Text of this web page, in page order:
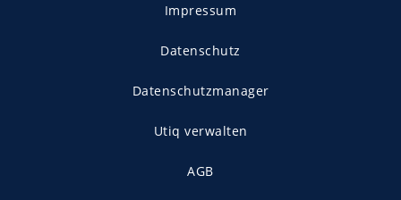
Impressum
Datenschutz
Datenschutzmanager
Utiq verwalten
AGB